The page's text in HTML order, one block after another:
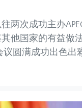
两次成功主办
他国家的有益做
议圆满成功出色